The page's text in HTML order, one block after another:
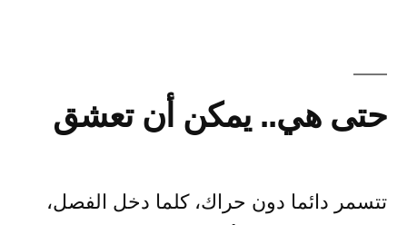
حتى هي.. يمكن أن تعشق
تتسمر دائما دون حراك، كلما دخل الفصل،